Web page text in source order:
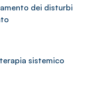
dei disturbi
sistemico